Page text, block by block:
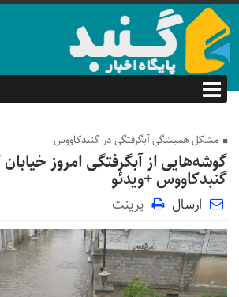
مشکل همیشگی آبگرفتگی در گنبدکاووس
گوشه‌هایی از آبگرفتگی امروز
گنبدکاووس +ویدئو
ارسال پرینت